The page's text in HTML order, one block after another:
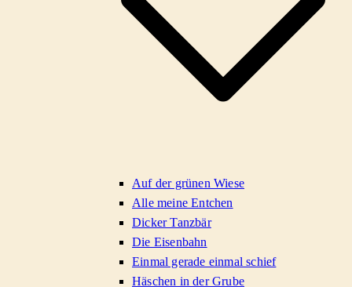
Auf der grünen Wiese
Alle meine Entchen
Dicker Tanzbär
Die Eisenbahn
Einmal gerade einmal schief
Häschen in der Grube